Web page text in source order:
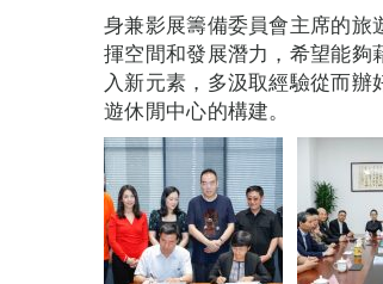
身兼影展籌備委員會主席的旅
揮空間和發展潛力，希望能夠
入新元素，多汲取經驗從而
遊休閒中心的構建。